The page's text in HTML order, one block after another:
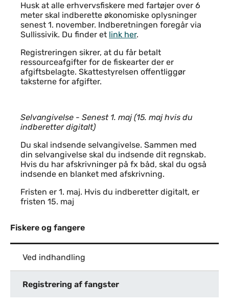
Husk at alle erhvervsfiskere med fartøjer over 6
meter skal indberette økonomiske oplysninger
senest 1. november. Indberetningen foregår via
Sullissivik. Du finder et link her.
Registreringen sikrer, at du får betalt
ressourceafgifter for de fiskearter der er
afgiftsbelagte. Skattestyrelsen offentliggør
taksterne for afgifter.
Selvangivelse - Senest 1. maj (15. maj hvis du
indberetter digitalt)
Du skal indsende selvangivelse. Sammen med
din selvangivelse skal du indsende dit regnskab.
Hvis du har afskrivninger på fx båd, skal du også
indsende en blanket med afskrivning.
Fristen er 1. maj. Hvis du indberetter digitalt, er
fristen 15. maj
Fiskere og fangere
Ved indhandling
Registrering af fangster